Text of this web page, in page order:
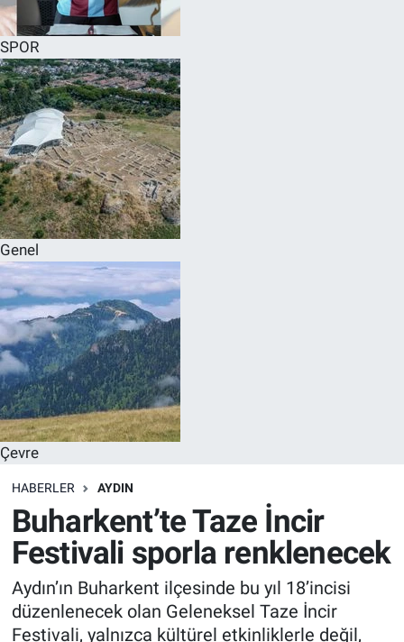
SPOR
Genel
Çevre
HABERLER AYDIN
Buharkent’te Taze İncir
Festivali sporla renklenecek
Aydın’ın Buharkent ilçesinde bu yıl 18’incisi
düzenlenecek olan Geleneksel Taze İncir
Festivali, yalnızca kültürel etkinliklerle değil,